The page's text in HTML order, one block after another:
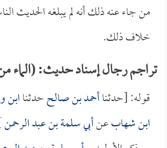
من جاء عنه ذلك أنه لم يبلغه الحديث
خلاف ذلك.
تراجم رجال إسناد حديث: (الماء
قوله: [حدثناأحمد بن صالححدثنا
ابن شهابعنأبي سلمة بن عبد الرحمن